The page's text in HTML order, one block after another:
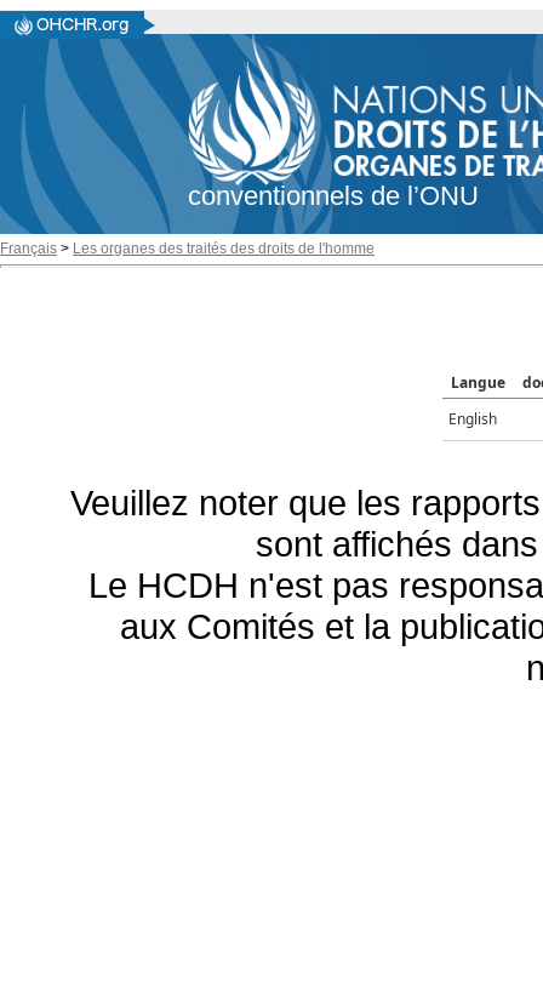
conventionnels de l’ONU
Français > Les organes des traités des droits de l'homme
Langue
English
Veuillez noter que les
sont affichés
Le HCDH n'est pas
aux Comités et la